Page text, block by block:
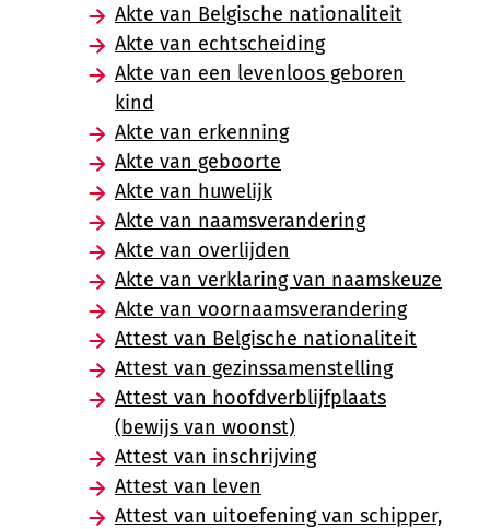
Akte van Belgische nationaliteit
Akte van echtscheiding
Akte van een levenloos geboren
kind
Akte van erkenning
Akte van geboorte
Akte van huwelijk
Akte van naamsverandering
Akte van overlijden
Akte van verklaring van naamskeuze
Akte van voornaamsverandering
Attest van Belgische nationaliteit
Attest van gezinssamenstelling
Attest van hoofdverblijfplaats
(bewijs van woonst)
Attest van inschrijving
Attest van leven
Attest van uitoefening van schipper,